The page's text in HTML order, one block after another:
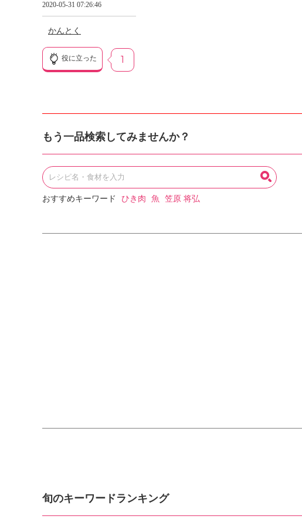
2020-05-31 07:26:46
かんとく
役に立った 1
もう一品検索してみませんか？
おすすめキーワード ひき肉 魚 笠原 将弘
旬のキーワードランキング